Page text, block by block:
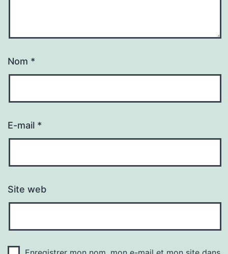
Nom *
E-mail *
Site web